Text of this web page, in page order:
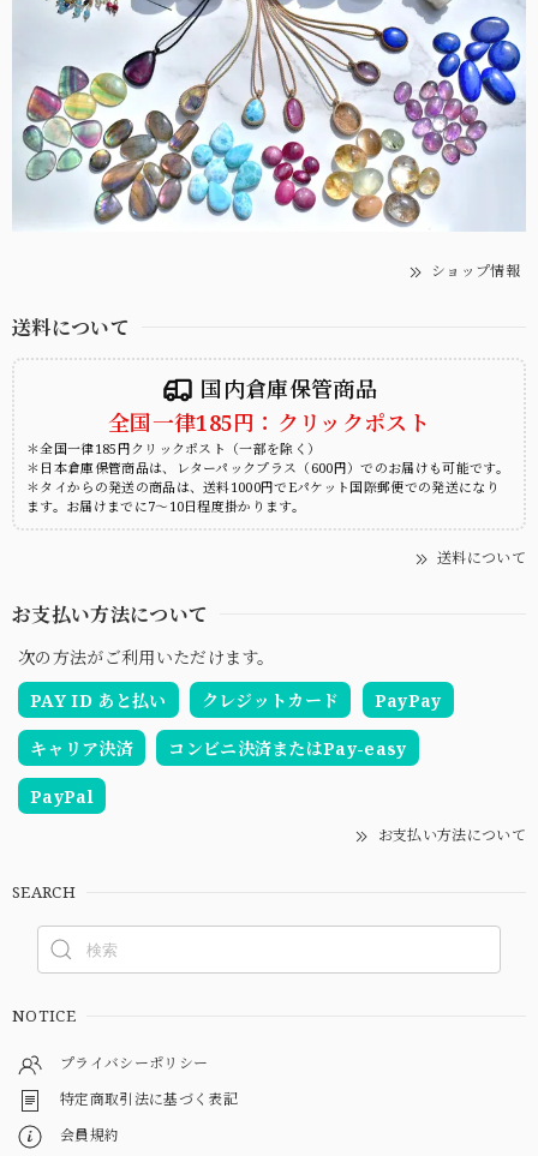
ショップ情報
送料について
国内倉庫保管商品
全国一律185円：クリックポスト
＊全国一律185円クリックポスト（一部を除く）
＊日本倉庫保管商品は、レターパックプラス（600円）でのお届けも可能です。
＊タイからの発送の商品は、送料1000円でEパケット国際郵便での発送になり
ます。お届けまでに7～10日程度掛かります。
送料について
お支払い方法について
次の方法がご利用いただけます。
PAY ID あと払い
クレジットカード PayPay
キャリア決済 コンビニ決済またはPay-easy
PayPal
お支払い方法について
SEARCH
NOTICE
プライバシーポリシー
特定商取引法に基づく表記
会員規約